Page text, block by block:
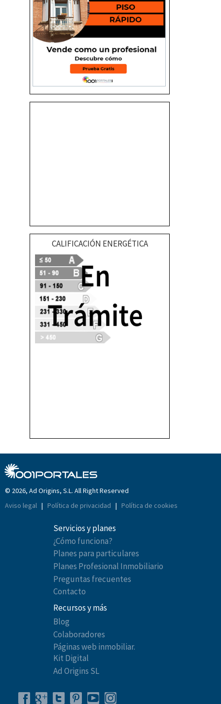
CALIFICACIÓN ENERGÉTICA
© 2026, Ad Origins, S.L. All Right Reserved
Aviso legal | Política de privacidad | Política de cookies
Servicios y planes
¿Cómo funciona?
Planes para particulares
Planes Profesional Inmobiliario
Preguntas frecuentes
Contacto
Recursos y más
Blog
Colaboradores
Páginas web inmobiliar.
Kit Digital
Ad Origins SL